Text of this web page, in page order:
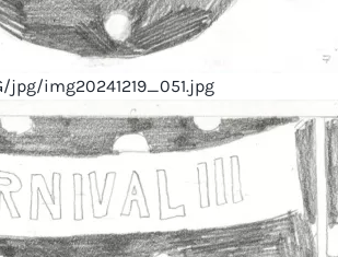
jpg/img20241219_051.jpg